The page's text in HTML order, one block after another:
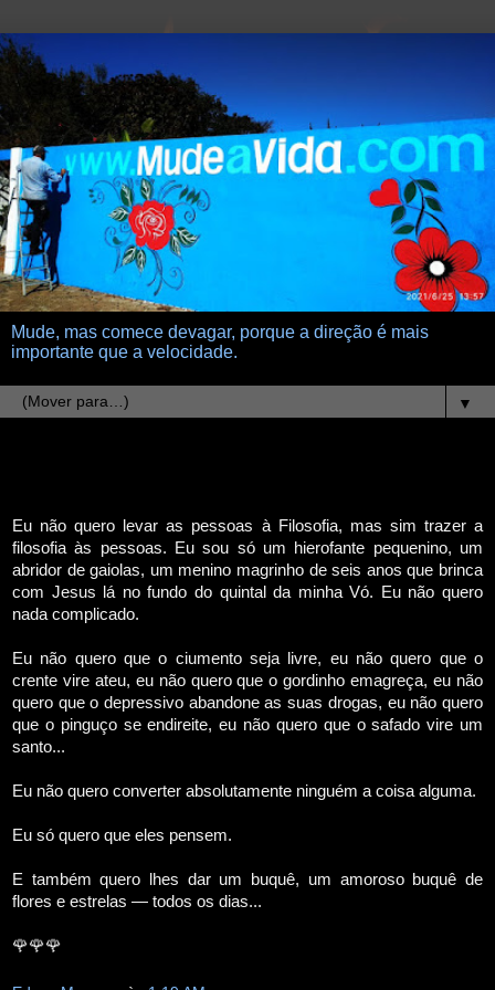
Mude, mas comece devagar, porque a direção é mais
importante que a velocidade.
▼
Eu não quero levar as pessoas à Filosofia, mas sim trazer a
filosofia às pessoas. Eu sou só um hierofante pequenino, um
abridor de gaiolas, um menino magrinho de seis anos que brinca
com Jesus lá no fundo do quintal da minha Vó. Eu não quero
nada complicado.
Eu não quero que o ciumento seja livre, eu não quero que o
crente vire ateu, eu não quero que o gordinho emagreça, eu não
quero que o depressivo abandone as suas drogas, eu não quero
que o pinguço se endireite, eu não quero que o safado vire um
santo...
Eu não quero converter absolutamente ninguém a coisa alguma.
Eu só quero que eles pensem.
E também quero lhes dar um buquê, um amoroso buquê de
flores e estrelas — todos os dias...
🌹🌹🌹